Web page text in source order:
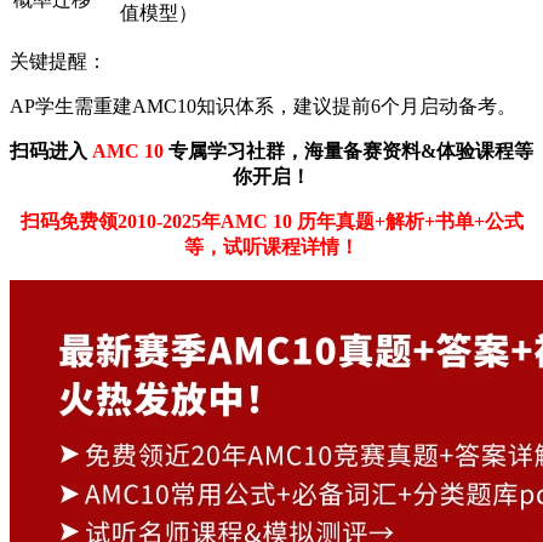
值模型）
关键提醒：
AP学生需重建AMC10知识体系，建议提前6个月启动备考。
扫码进入 AMC 10 专属学习社群，海量备赛资料&体验课程等
你开启！
扫码免费领2010-2025年AMC 10 历年真题+解析+书单+公式
等，试听课程详情！